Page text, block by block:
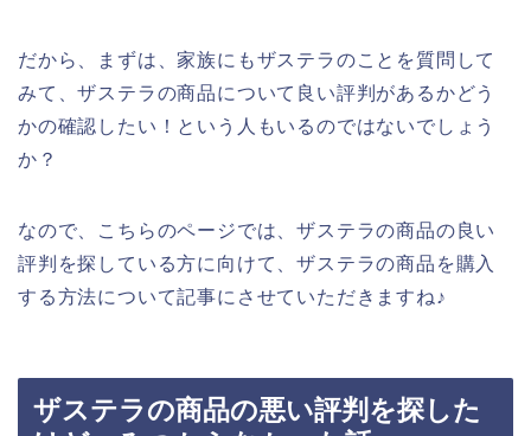
だから、まずは、家族にもザステラのことを質問して
みて、ザステラの商品について良い評判があるかどう
かの確認したい！という人もいるのではないでしょう
か？
なので、こちらのページでは、ザステラの商品の良い
評判を探している方に向けて、ザステラの商品を購入
する方法について記事にさせていただきますね♪
ザステラの商品の悪い評判を探した